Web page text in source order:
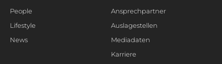
People
Lifestyle
News
Ansprechpartner
Auslagestellen
Mediadaten
Karriere